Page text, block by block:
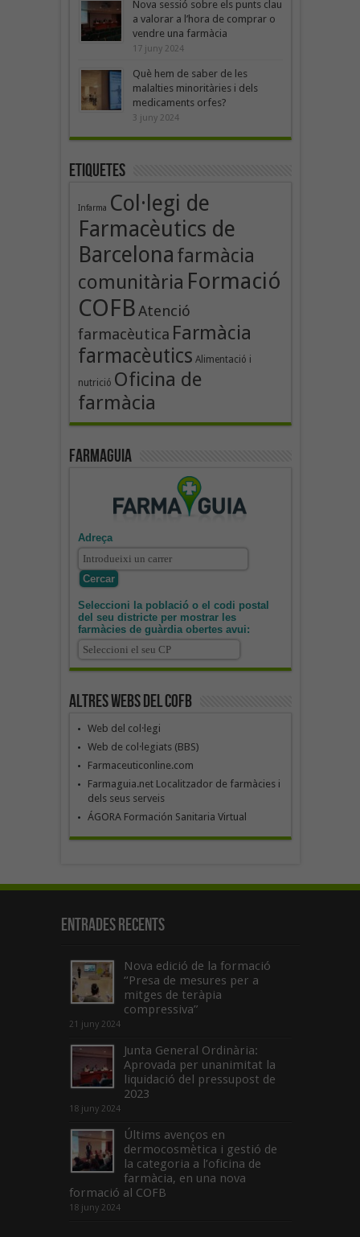
Nova sessió sobre els punts clau
a valorar a l’hora de comprar o
vendre una farmàcia
17 juny 2024
Què hem de saber de les
malalties minoritàries i dels
medicaments orfes?
3 juny 2024
Etiquetes
Infarma Col·legi de
Farmacèutics de
Barcelona farmàcia
comunitària Formació
COFBAtenció
farmacèutica Farmàcia
farmacèutics Alimentació i
nutrició Oficina de
farmàcia
Farmaguia
Adreça
Seleccioni la població o el codi postal
del seu districte per mostrar les
farmàcies de guàrdia obertes avui:
Altres webs del COFB
Web del col·legi
Web de col·legiats (BBS)
Farmaceuticonline.com
Farmaguia.net Localitzador de farmàcies i
dels seus serveis
ÁGORA Formación Sanitaria Virtual
Entrades recents
Nova edició de la formació
“Presa de mesures per a
mitges de teràpia
compressiva”
21 juny 2024
Junta General Ordinària:
Aprovada per unanimitat la
liquidació del pressupost de
2023
18 juny 2024
Últims avenços en
dermocosmètica i gestió de
la categoria a l’oficina de
farmàcia, en una nova
formació al COFB
18 juny 2024